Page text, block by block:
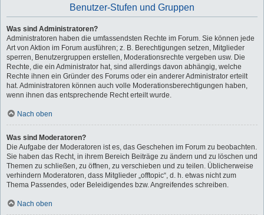
Benutzer-Stufen und Gruppen
Was sind Administratoren?
Administratoren haben die umfassendsten Rechte im Forum. Sie können jede
Art von Aktion im Forum ausführen; z. B. Berechtigungen setzen, Mitglieder
sperren, Benutzergruppen erstellen, Moderationsrechte vergeben usw. Die
Rechte, die ein Administrator hat, sind allerdings davon abhängig, welche
Rechte ihnen ein Gründer des Forums oder ein anderer Administrator erteilt
hat. Administratoren können auch volle Moderationsberechtigungen haben,
wenn ihnen das entsprechende Recht erteilt wurde.
Nach oben
Was sind Moderatoren?
Die Aufgabe der Moderatoren ist es, das Geschehen im Forum zu beobachten.
Sie haben das Recht, in ihrem Bereich Beiträge zu ändern und zu löschen und
Themen zu schließen, zu öffnen, zu verschieben und zu teilen. Üblicherweise
verhindern Moderatoren, dass Mitglieder „offtopic“, d. h. etwas nicht zum
Thema Passendes, oder Beleidigendes bzw. Angreifendes schreiben.
Nach oben